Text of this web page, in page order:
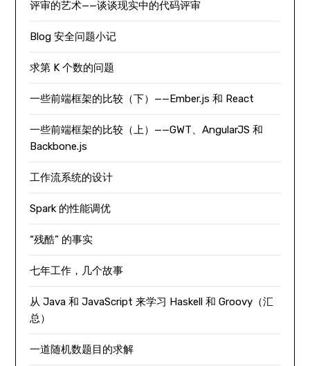
评审的艺术——谈谈现实中的代码评审
Blog 安全问题小记
求第 K 个数的问题
一些前端框架的比较（下）——Ember.js 和 React
一些前端框架的比较（上）——GWT、AngularJS 和
Backbone.js
工作流系统的设计
Spark 的性能调优
“残酷” 的事实
七年工作，几个故事
从 Java 和 JavaScript 来学习 Haskell 和 Groovy（汇
总）
一道随机数题目的求解